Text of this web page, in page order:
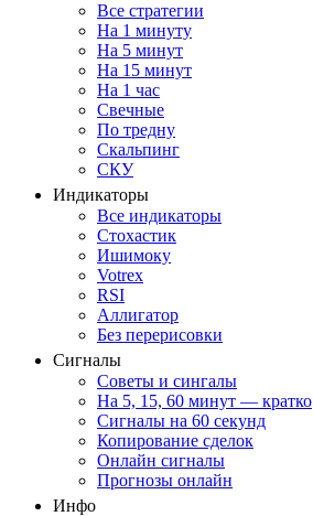
Все стратегии
На 1 минуту
На 5 минут
На 15 минут
На 1 час
Свечные
По тредну
Скальпинг
СКУ
Индикаторы
Все индикаторы
Стохастик
Ишимоку
Votrex
RSI
Аллигатор
Без перерисовки
Сигналы
Советы и сингалы
На 5, 15, 60 минут — кратко
Сигналы на 60 секунд
Копирование сделок
Онлайн сигналы
Прогнозы онлайн
Инфо